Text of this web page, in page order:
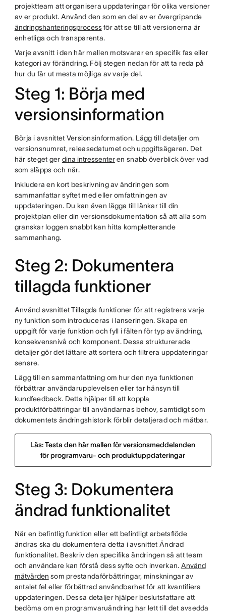
projektteam att organisera uppdateringar för olika versioner
av er produkt. Använd den som en del av er övergripande
ändringshanteringsprocessför att se till att versionerna är
enhetliga och transparenta.
Varje avsnitt i den här mallen motsvarar en specifik fas eller
kategori av förändring. Följ stegen nedan för att ta reda på
hur du får ut mesta möjliga av varje del.
Steg 1: Börja med
versionsinformation
Börja i avsnittet Versionsinformation. Lägg till detaljer om
versionsnumret, releasedatumet och uppgiftsägaren. Det
här steget ger dina intressenteren snabb överblick över vad
som släpps och när.
Inkludera en kort beskrivning av ändringen som
sammanfattar syftet med eller omfattningen av
uppdateringen. Du kan även lägga till länkar till din
projektplan eller din versionsdokumentation så att alla som
granskar loggen snabbt kan hitta kompletterande
sammanhang.
Steg 2: Dokumentera
tillagda funktioner
Använd avsnittet Tillagda funktioner för att registrera varje
ny funktion som introduceras i lanseringen. Skapa en
uppgift för varje funktion och fyll i fälten för typ av ändring,
konsekvensnivå och komponent. Dessa strukturerade
detaljer gör det lättare att sortera och filtrera uppdateringar
senare.
Lägg till en sammanfattning om hur den nya funktionen
förbättrar användarupplevelsen eller tar hänsyn till
kundfeedback. Detta hjälper till att koppla
produktförbättringar till användarnas behov, samtidigt som
dokumentets ändringshistorik förblir detaljerad och mätbar.
Läs: Testa den här mallen för versionsmeddelanden
för programvaru- och produktuppdateringar
Steg 3: Dokumentera
ändrad funktionalitet
När en befintlig funktion eller ett befintligt arbetsflöde
ändras ska du dokumentera detta i avsnittet Ändrad
funktionalitet. Beskriv den specifika ändringen så att team
och användare kan förstå dess syfte och inverkan. Använd
mätvärden som prestandaförbättringar, minskningar av
antalet fel eller förbättrad användbarhet för att kvantifiera
uppdateringen. Dessa detaljer hjälper beslutsfattare att
bedöma om en programvaruändring har lett till det avsedda